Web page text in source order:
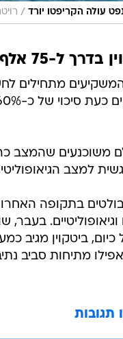
עולה הקריפטו יורד /
ל-75 אלף דולר?
משוכנעים שהמצב כה
למצב
בתקופה
ביטקוין מגיב
מתיחות סביב